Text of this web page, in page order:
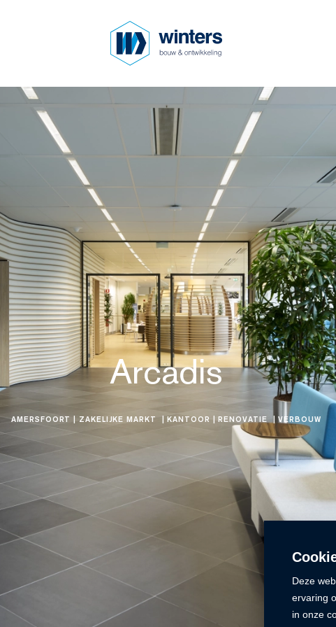
Deze
ervaring
in onze
Arcadis
AMERSFOORT | ZAKELIJKE MARKT | KANTOOR | RENOVATIE | VERBOUW